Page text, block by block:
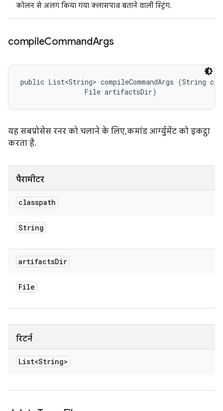
कोलन से अलग किया गया क्लासपाथ बताने वाली स्ट्रिंग.
compileCommandArgs
public List<String> compileCommandArgs (String
                File artifactsDir)
यह सबप्रोसेस रनर को चलाने के लिए, कमांड आर्ग्युमेंट को इकट्ठा
करता है.
पैरामीटर
classpath
String
artifactsDir
File
रिटर्न
List<String>